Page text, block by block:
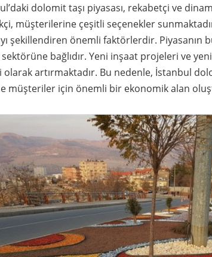
dolomit taşı piyasası, rekabetçi ve
müşterilerine çeşitli seçenekler
şekillendiren önemli faktörlerdir. Piyasanın
bağlıdır. Yeni inşaat projeleri ve
olarak artırmaktadır. Bu nedenle, İstanbul
müşteriler için önemli bir ekonomik alan